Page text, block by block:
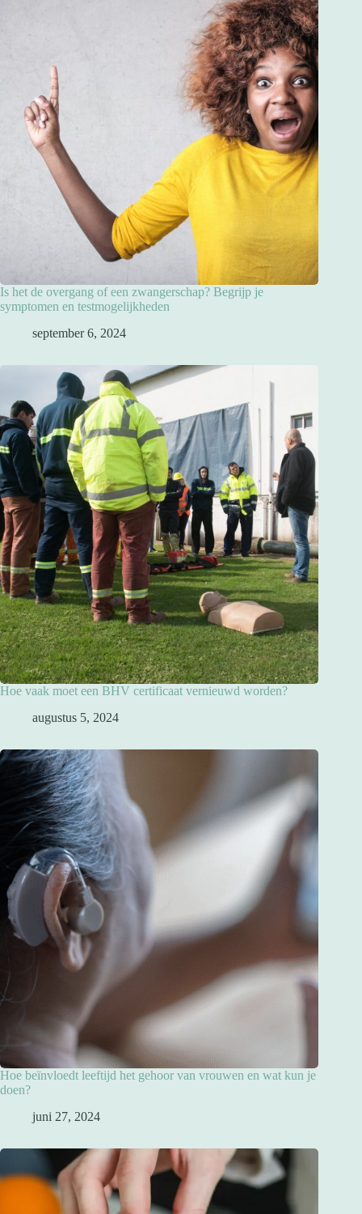
Is het de overgang of een zwangerschap? Begrijp je
symptomen en testmogelijkheden
september 6, 2024
Hoe vaak moet een BHV certificaat vernieuwd worden?
augustus 5, 2024
Hoe beïnvloedt leeftijd het gehoor van vrouwen en wat kun je
doen?
juni 27, 2024